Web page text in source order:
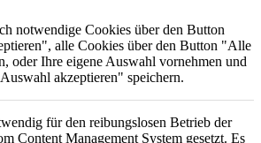
notwendige Cookies über den Button
alle Cookies über den Button "Alle
oder Ihre eigene Auswahl vornehmen und
akzeptieren" speichern.
für den reibungslosen Betrieb der
Content Management System gesetzt. Es